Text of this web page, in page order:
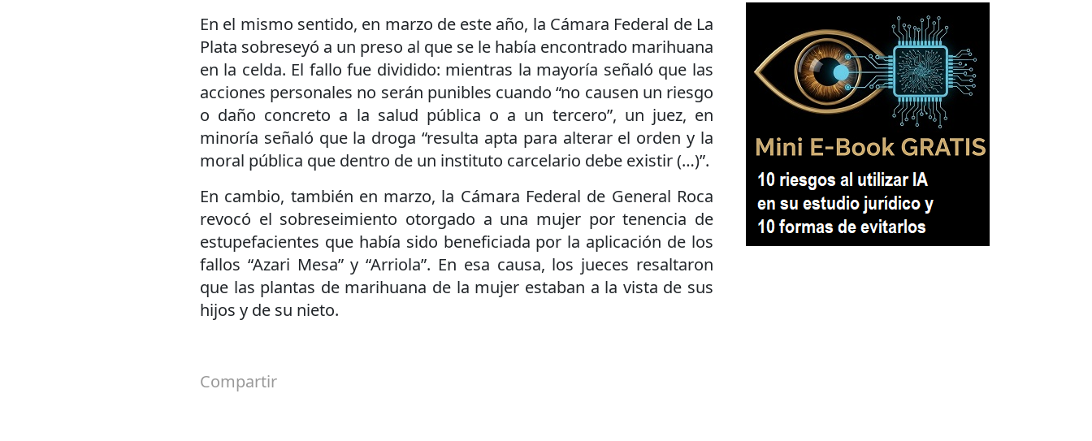
En el mismo sentido, en marzo de este año, la Cámara Federal de La
Plata sobreseyó a un preso al que se le había encontrado marihuana
en la celda. El fallo fue dividido: mientras la mayoría señaló que las
acciones personales no serán punibles cuando “no causen un riesgo
o daño concreto a la salud pública o a un tercero”, un juez, en
minoría señaló que la droga “resulta apta para alterar el orden y la
moral pública que dentro de un instituto carcelario debe existir (…)”.
En cambio, también en marzo, la Cámara Federal de General Roca
revocó el sobreseimiento otorgado a una mujer por tenencia de
estupefacientes que había sido beneficiada por la aplicación de los
fallos “Azari Mesa” y “Arriola”. En esa causa, los jueces resaltaron
que las plantas de marihuana de la mujer estaban a la vista de sus
hijos y de su nieto.
Compartir